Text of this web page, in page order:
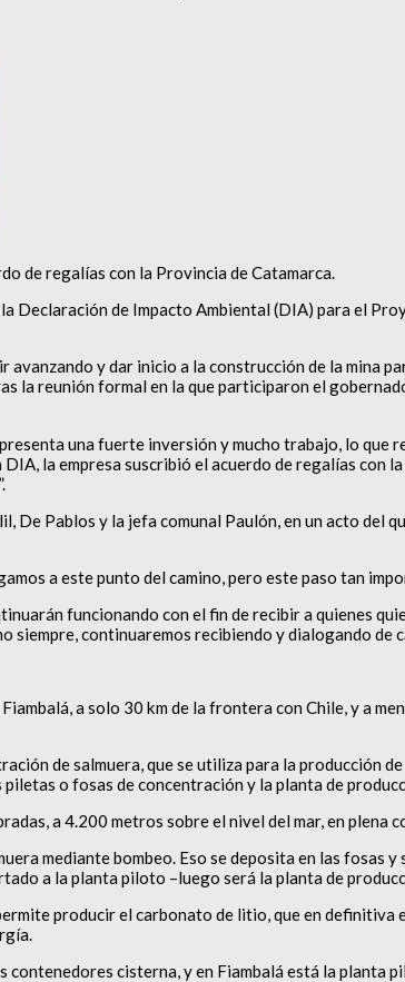
de regalías con la Provincia de Catamarca.
Declaración de Impacto Ambiental (DIA) para el
avanzando y dar inicio a la construcción de la mina
la reunión formal en la que participaron el
una fuerte inversión y mucho trabajo, lo
la empresa suscribió el acuerdo de regalías con
De Pablos y la jefa comunal Paulón, en un acto
a este punto del camino, pero este paso tan
funcionando con el fin de recibir a quienes
siempre, continuaremos recibiendo y dialogando de
a solo 30 km de la frontera con Chile, y a
de salmuera, que se utiliza para la producción
o fosas de concentración y la planta de
a 4.200 metros sobre el nivel del mar, en plena
mediante bombeo. Eso se deposita en las
a la planta piloto –luego será la planta de
producir el carbonato de litio, que en definitiva
contenedores cisterna, y en Fiambalá está la